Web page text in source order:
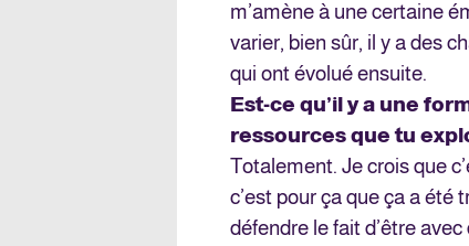
m’amène à une certaine
varier, bien sûr, il y a des
qui ont évolué ensuite.
Est-ce qu’il y a une
ressources que tu
Totalement. Je crois que
c’est pour ça que ça a été
défendre le fait d’être